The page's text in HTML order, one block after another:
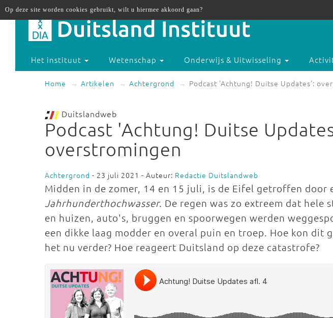
Het instituut Wetenschap Onderwijs & Uitwisseling
Home Artikelen Achtergrond Podcast 'Achtung! Duitse Updates':
Duitslandweb
Podcast 'Achtung! Duitse
overstromingen
Achtergrond - 23 juli 2021 - Auteur: Redactie Duitslandweb
Midden in de zomer, 14 en 15 juli, is de Eifel getroffen door
Jahrhunderthochwasser. De regen was zo extreem dat hele
en huizen, auto's, bruggen en spoorwegen werden
een dikke laag modder en overal puin en troep. Hoe kon dit
het nu verder? Hoe reageert Duitsland op deze catastrofe?
Op deze site worden cookies gebruikt, wilt u hiermee akkoord gaan?